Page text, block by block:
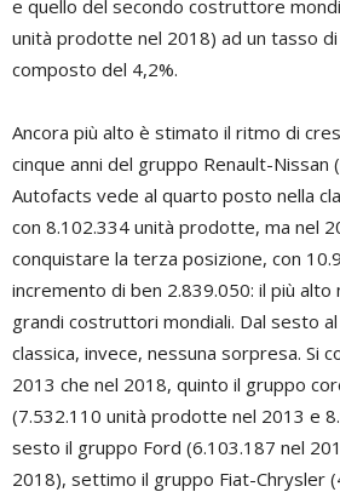
e quello del secondo costruttore
unità prodotte nel 2018) ad un tasso
composto del 4,2%.
Ancora più alto è stimato il ritmo di
cinque anni del gruppo Renault-Nissan
Autofacts vede al quarto posto nella
con 8.102.334 unità prodotte, ma nel
conquistare la terza posizione, con
incremento di ben 2.839.050: il più alto
grandi costruttori mondiali. Dal sesto
classica, invece, nessuna sorpresa. Si
2013 che nel 2018, quinto il gruppo
(7.532.110 unità prodotte nel 2013 e
sesto il gruppo Ford (6.103.187 nel
2018), settimo il gruppo Fiat-Chrysler